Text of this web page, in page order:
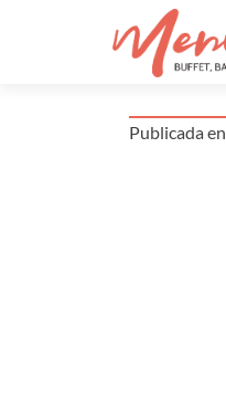
Publicada en